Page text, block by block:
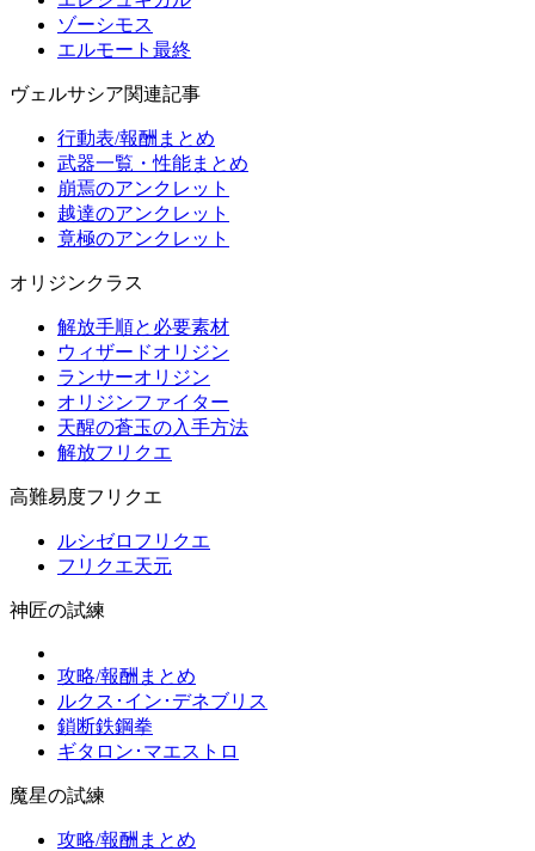
ゾーシモス
エルモート最終
ヴェルサシア関連記事
行動表/報酬まとめ
武器一覧・性能まとめ
崩焉のアンクレット
越達のアンクレット
竟極のアンクレット
オリジンクラス
解放手順と必要素材
ウィザードオリジン
ランサーオリジン
オリジンファイター
天醒の蒼玉の入手方法
解放フリクエ
高難易度フリクエ
ルシゼロフリクエ
フリクエ天元
神匠の試練
攻略/報酬まとめ
ルクス･イン･デネブリス
鎖断鉄鋼拳
ギタロン･マエストロ
魔星の試練
攻略/報酬まとめ